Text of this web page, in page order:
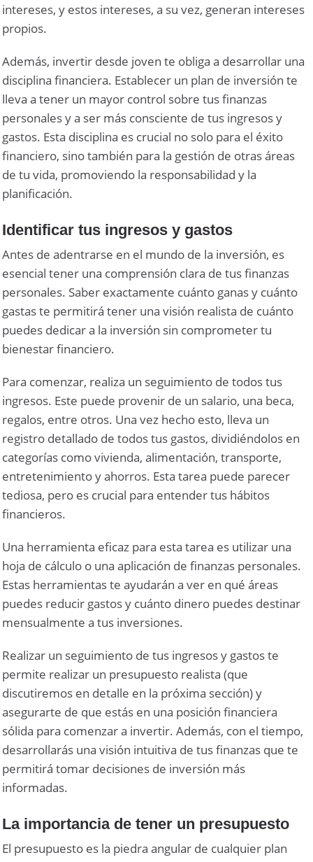
intereses, y estos intereses, a su vez, generan intereses
propios.
Además, invertir desde joven te obliga a desarrollar una
disciplina financiera. Establecer un plan de inversión te
lleva a tener un mayor control sobre tus finanzas
personales y a ser más consciente de tus ingresos y
gastos. Esta disciplina es crucial no solo para el éxito
financiero, sino también para la gestión de otras áreas
de tu vida, promoviendo la responsabilidad y la
planificación.
Identificar tus ingresos y gastos
Antes de adentrarse en el mundo de la inversión, es
esencial tener una comprensión clara de tus finanzas
personales. Saber exactamente cuánto ganas y cuánto
gastas te permitirá tener una visión realista de cuánto
puedes dedicar a la inversión sin comprometer tu
bienestar financiero.
Para comenzar, realiza un seguimiento de todos tus
ingresos. Este puede provenir de un salario, una beca,
regalos, entre otros. Una vez hecho esto, lleva un
registro detallado de todos tus gastos, dividiéndolos en
categorías como vivienda, alimentación, transporte,
entretenimiento y ahorros. Esta tarea puede parecer
tediosa, pero es crucial para entender tus hábitos
financieros.
Una herramienta eficaz para esta tarea es utilizar una
hoja de cálculo o una aplicación de finanzas personales.
Estas herramientas te ayudarán a ver en qué áreas
puedes reducir gastos y cuánto dinero puedes destinar
mensualmente a tus inversiones.
Realizar un seguimiento de tus ingresos y gastos te
permite realizar un presupuesto realista (que
discutiremos en detalle en la próxima sección) y
asegurarte de que estás en una posición financiera
sólida para comenzar a invertir. Además, con el tiempo,
desarrollarás una visión intuitiva de tus finanzas que te
permitirá tomar decisiones de inversión más
informadas.
La importancia de tener un presupuesto
El presupuesto es la piedra angular de cualquier plan